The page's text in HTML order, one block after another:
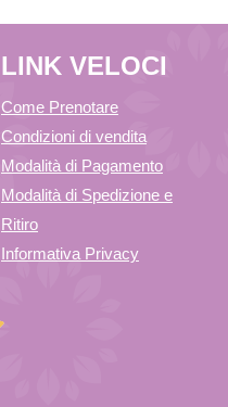
LINK VELOCI
Come Prenotare
Condizioni di vendita
Modalità di Pagamento
Modalità di Spedizione e
Ritiro
Informativa Privacy